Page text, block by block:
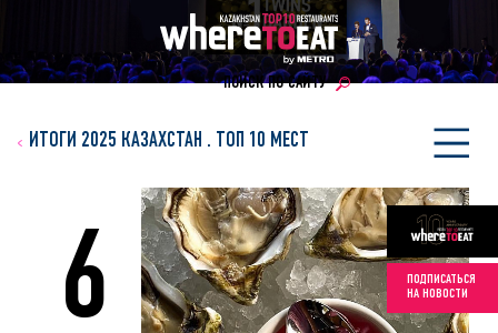
ПОИСК ПО САЙТУ
ПОДПИСАТЬСЯ
НА НОВОСТИ
ИТОГИ 2025 КАЗАХСТАН . ТОП 10 МЕСТ
6